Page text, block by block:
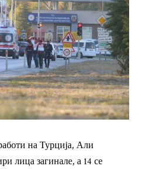
на Турција, Али
лица загинале, а 14 се